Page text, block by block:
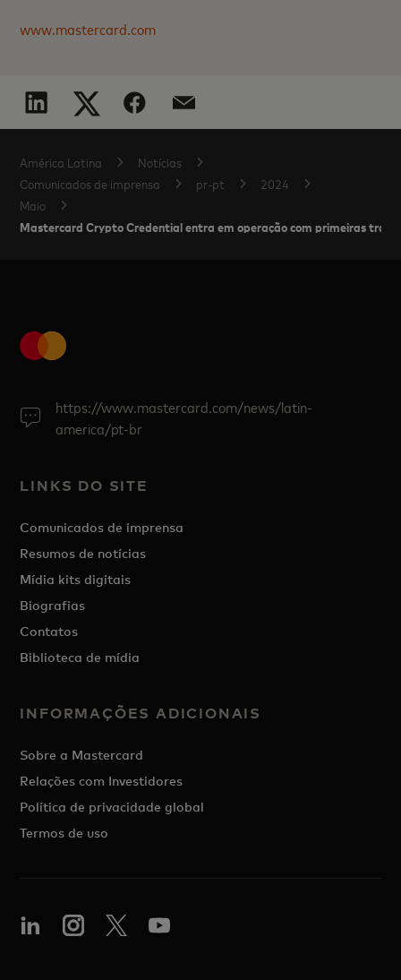
www.mastercard.com
América Latina
Notícias
Comunicados de imprensa
pr-pt
2024
Maio
Mastercard Crypto Credential entra em operação com primeiras
https://www.mastercard.com/news/latin-
america/pt-br
LINKS DO SITE
Comunicados de imprensa
Resumos de notícias
Mídia kits digitais
Biografias
Contatos
Biblioteca de mídia
INFORMAÇÕES ADICIONAIS
Sobre a Mastercard
Relações com Investidores
Política de privacidade global
Termos de uso